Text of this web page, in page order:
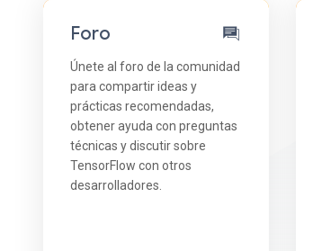
Foro
Únete al foro de la comunidad
para compartir ideas y
prácticas recomendadas,
obtener ayuda con preguntas
técnicas y discutir sobre
TensorFlow con otros
desarrolladores.